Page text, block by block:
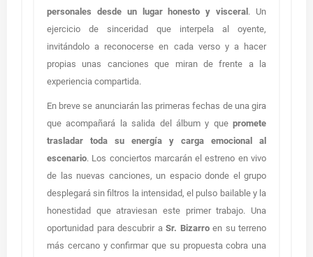
personales desde un lugar honesto y visceral . Un
ejercicio de sinceridad que interpela al oyente,
invitándolo a reconocerse en cada verso y a hacer
propias unas canciones que miran de frente a la
experiencia compartida.
En breve se anunciarán las primeras fechas de una gira
que acompañará la salida del álbum y que promete
trasladar toda su energía y carga emocional al
escenario. Los conciertos marcarán el estreno en vivo
de las nuevas canciones, un espacio donde el grupo
desplegará sin filtros la intensidad, el pulso bailable y la
honestidad que atraviesan este primer trabajo. Una
oportunidad para descubrir a Sr. Bizarroen su terreno
más cercano y confirmar que su propuesta cobra una